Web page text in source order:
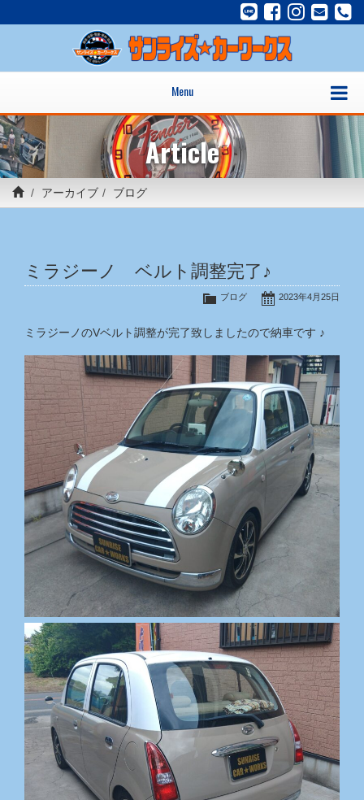
Menu
Article
アーカイブ ブログ
ミラジーノ ベルト調整完了♪
2023年4月25日
ブログ
ミラジーノのVベルト調整が完了致しましたので納車です ♪